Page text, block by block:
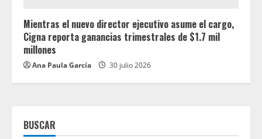
Mientras el nuevo director ejecutivo asume el cargo,
Cigna reporta ganancias trimestrales de $1.7 mil
millones
Ana Paula García 30 julio 2026
BUSCAR